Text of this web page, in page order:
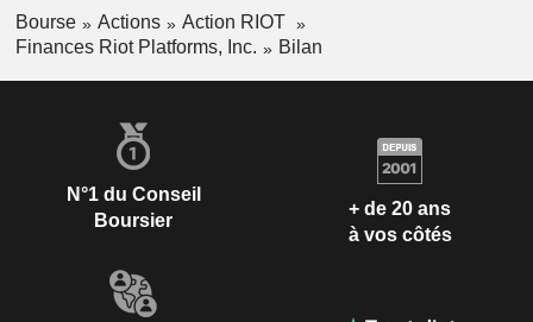
Bourse Actions
Action RIOT
Finances Riot Platforms, Inc.
Bilan
N°1 du Conseil
Boursier
+ de 20 ans
à vos côtés